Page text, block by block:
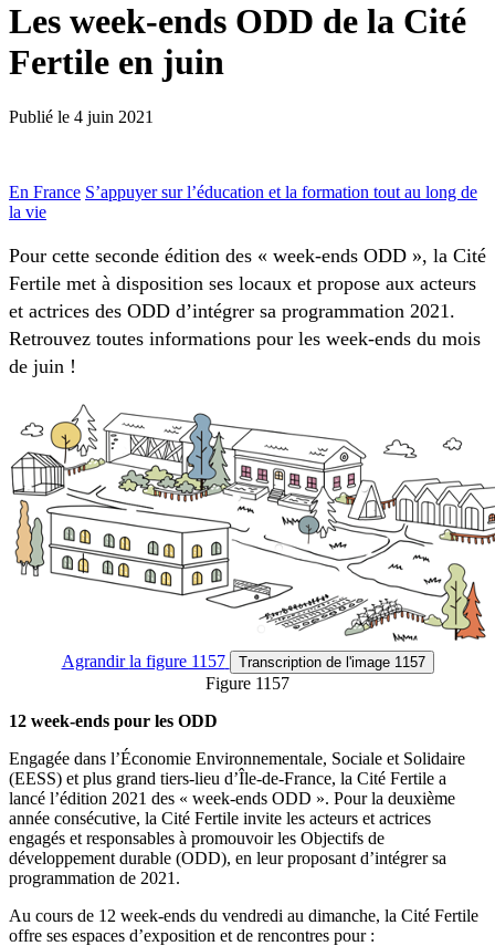
Les week-ends ODD de la Cité
Fertile en juin
Publié le 4 juin 2021
En France S’appuyer sur l’éducation et la formation tout au long de
la vie
Pour cette seconde édition des « week-ends ODD », la Cité
Fertile met à disposition ses locaux et propose aux acteurs
et actrices des ODD d’intégrer sa programmation 2021.
Retrouvez toutes informations pour les week-ends du mois
de juin !
Agrandirla figure 1157 Transcription de l'image 1157
Figure 1157
12 week-ends pour les ODD
Engagée dans l’Économie Environnementale, Sociale et Solidaire
(EESS) et plus grand tiers-lieu d’Île-de-France, la Cité Fertile a
lancé l’édition 2021 des « week-ends ODD ». Pour la deuxième
année consécutive, la Cité Fertile invite les acteurs et actrices
engagés et responsables à promouvoir les Objectifs de
développement durable (ODD), en leur proposant d’intégrer sa
programmation de 2021.
Au cours de 12 week-ends du vendredi au dimanche, la Cité Fertile
offre ses espaces d’exposition et de rencontres pour :